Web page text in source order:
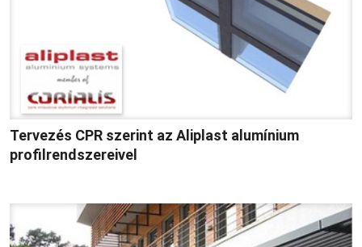
Tervezés CPR szerint az Aliplast alumínium
profilrendszereivel